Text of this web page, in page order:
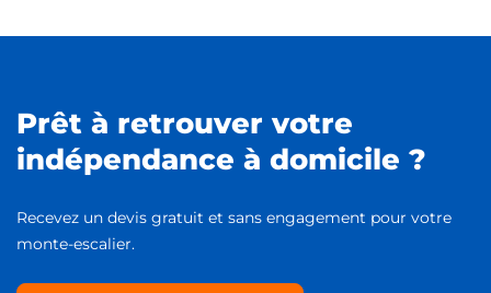
Prêt à retrouver votre
indépendance à domicile ?
Recevez un devis gratuit et sans engagement pour votre
monte-escalier.